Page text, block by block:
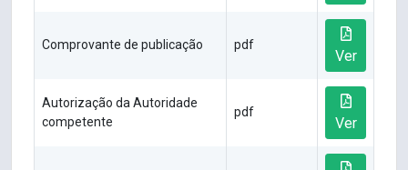
Comprovante de publicação pdf
Ver
Autorização da Autoridade
competente
pdf
Ver